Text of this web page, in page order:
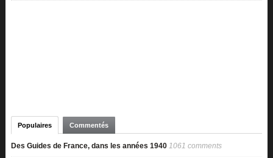
Populaires Commentés
Des Guides de France, dans les années 1940 1061 comments